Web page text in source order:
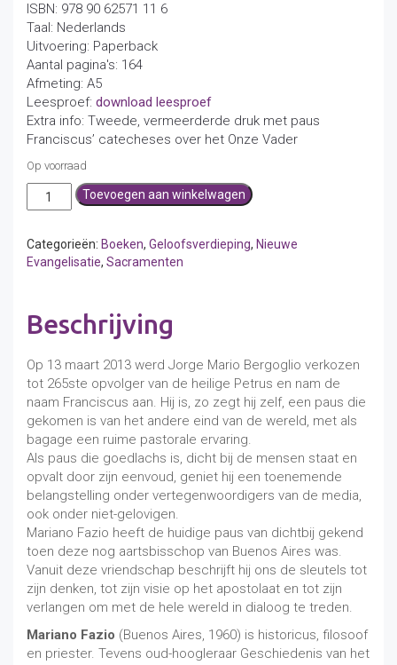
ISBN: 978 90 62571 11 6
Taal: Nederlands
Uitvoering: Paperback
Aantal pagina's: 164
Afmeting: A5
Leesproef: download leesproef
Extra info: Tweede, vermeerderde druk met paus
Franciscus’ catecheses over het Onze Vader
Op voorraad
Paus
Franciscus,
tot
zijn
Toevoegen aan winkelwagen
Categorieën: Boeken, Geloofsverdieping, Nieuwe
Evangelisatie, Sacramenten
Beschrijving
Op 13 maart 2013 werd Jorge Mario Bergoglio verkozen
tot 265ste opvolger van de heilige Petrus en nam de
naam Franciscus aan. Hij is, zo zegt hij zelf, een paus die
gekomen is van het andere eind van de wereld, met als
bagage een ruime pastorale ervaring.
Als paus die goedlachs is, dicht bij de mensen staat en
opvalt door zijn eenvoud, geniet hij een toenemende
belangstelling onder vertegenwoordigers van de media,
ook onder niet-gelovigen.
Mariano Fazio heeft de huidige paus van dichtbij gekend
toen deze nog aartsbisschop van Buenos Aires was.
Vanuit deze vriendschap beschrijft hij ons de sleutels tot
zijn denken, tot zijn visie op het apostolaat en tot zijn
verlangen om met de hele wereld in dialoog te treden.
Mariano Fazio (Buenos Aires, 1960) is historicus, filosoof
en priester. Tevens oud-hoogleraar Geschiedenis van het